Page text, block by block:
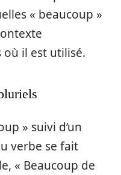
« beaucoup »
il est utilisé.
» suivi d’un
verbe se fait
« Beaucoup de